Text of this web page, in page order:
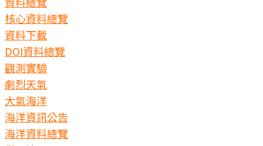
核心資料總覽
資料下載
DOI資料總覽
觀測實驗
劇烈天氣
大氣海洋
海洋資訊公告
海洋資料總覽